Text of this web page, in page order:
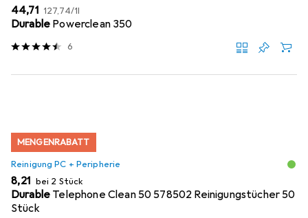
EUR
44,71 EUR
127,74/1l
Durable Powerclean 350
6
MENGENRABATT
Reinigung PC + Peripherie
EUR
8,21 bei 2 Stück
Durable Telephone Clean 50 578502 Reinigungstücher 50
Stück